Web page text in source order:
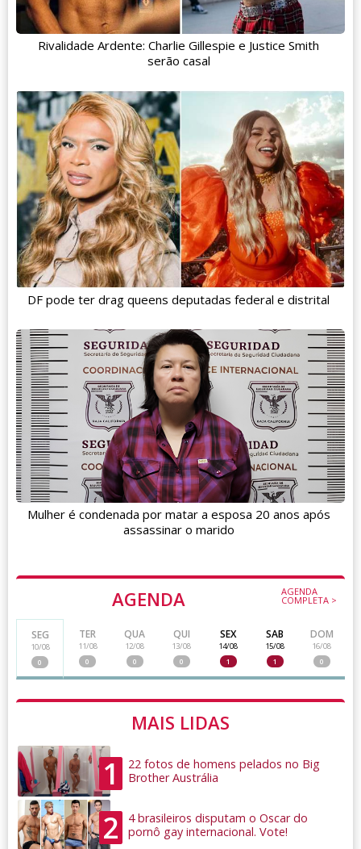
AGENDA AGENDA
COMPLETA >
SEG
10/08
0
TER
11/08
0
QUA
12/08
0
QUI
13/08
0
SEX
14/08
1
SAB
15/08
1
DOM
16/08
0
MAIS LIDAS
1
22 fotos de homens pelados no Big
Brother Austrália
2
4 brasileiros disputam o Oscar do
pornô gay internacional. Vote!
Rivalidade Ardente: Charlie Gillespie e Justice Smith
serão casal
DF pode ter drag queens deputadas federal e distrital
Mulher é condenada por matar a esposa 20 anos após
assassinar o marido